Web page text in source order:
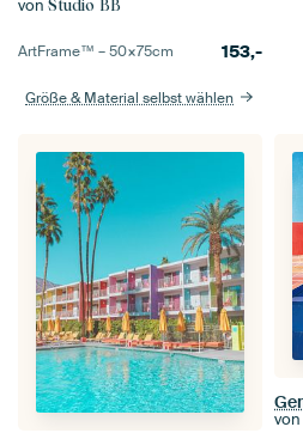
von Studio BB
ArtFrame™ –50×75cm 153,-
Größe & Material selbst wählen
von